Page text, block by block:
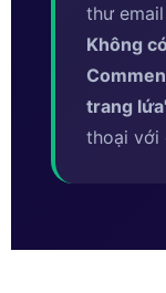
thư
Không
trang
thoại với